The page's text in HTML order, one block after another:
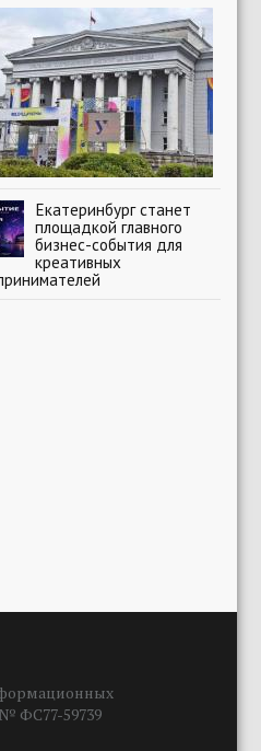
Екатеринбург станет
площадкой главного
бизнес-события для
креативных
ФС77-59739